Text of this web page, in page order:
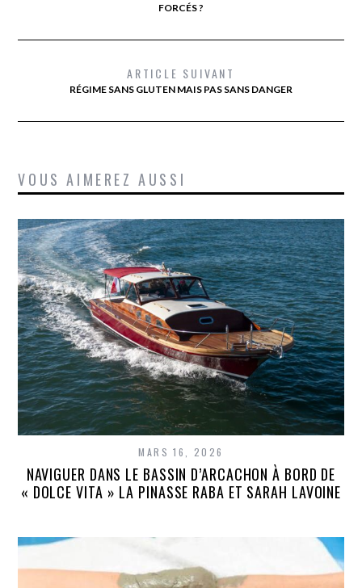
FORCÉS ?
ARTICLE SUIVANT
RÉGIME SANS GLUTEN MAIS PAS SANS DANGER
VOUS AIMEREZ AUSSI
MARS 16, 2026
NAVIGUER DANS LE BASSIN D’ARCACHON À BORD DE
« DOLCE VITA » LA PINASSE RABA ET SARAH LAVOINE